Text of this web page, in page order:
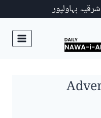
بہاولپور